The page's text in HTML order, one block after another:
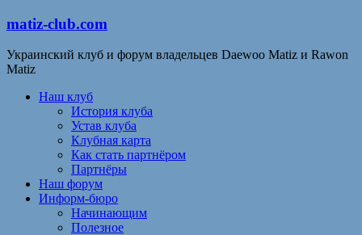
matiz-club.com
Украинский клуб и форум владельцев Daewoo Matiz и Rawon
Matiz
Наш клуб
История клуба
Устав клуба
Клубная карта
Как стать партнёром
Партнёры
Наш форум
Информ-бюро
Начинающим
Полезное